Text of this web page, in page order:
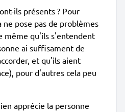
ils présents ? Pour
ne pose pas de problèmes
même qu'ils s'entendent
ai suffisament de
et qu'ils aient
pour d'autres cela peu
apprécie la personne